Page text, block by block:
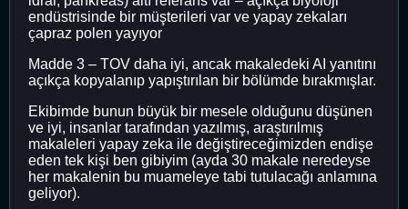
endüstrisinde bir müşterileri var ve yapay zekaları
çapraz polen yayıyor
Madde 3 – TOV daha iyi, ancak makaledeki AI yanıtını
açıkça kopyalanıp yapıştırılan bir bölümde bırakmışlar.
Ekibimde bunun büyük bir mesele olduğunu düşünen
ve iyi, insanlar tarafından yazılmış, araştırılmış
makaleleri yapay zeka ile değiştireceğimizden endişe
eden tek kişi ben gibiyim (ayda 30 makale neredeyse
her makalenin bu muameleye tabi tutulacağı anlamına
geliyor).